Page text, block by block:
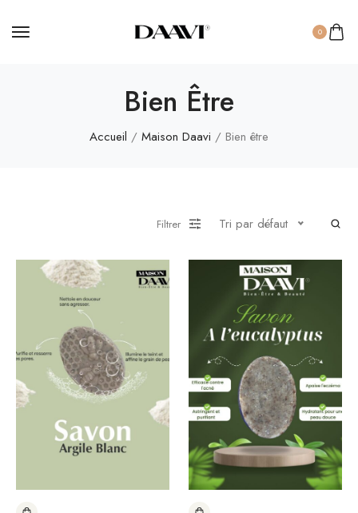
0
Bien Être
Accueil / Maison Daavi / Bien être
Filtrer Tri par défaut